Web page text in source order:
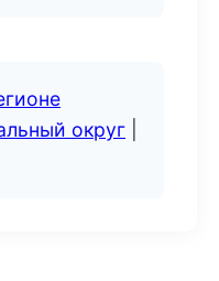
округ